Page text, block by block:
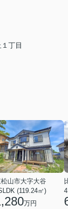
丁目
山市大字大谷
(119.24㎡)
万円